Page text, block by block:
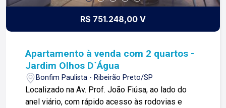
R$ 751.248,00 V
Apartamento à venda com 2 quartos -
Jardim Olhos D`Água
Bonfim Paulista - Ribeirão Preto/SP
Localizado na Av. Prof. João Fiúsa, ao lado do
anel viário, com rápido acesso às rodovias e